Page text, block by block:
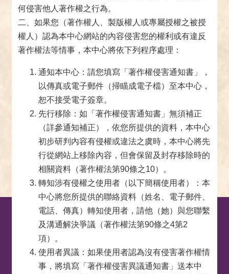
何侵害他人著作權之行為。
二、如果您（著作權人、製版權人或專屬授權之被授
權人）認為本中心網站的內容侵害您的權利或有違反
著作權法等情事，本中心將依下列程序處理：
通知本中心：請您填寫「著作權侵害通知書」，
以傳真或電子郵件（掃瞄成電子檔）至本中心，
恕不接受電子簽章。
先行移除：如「著作權侵害通知書」無須補正
（詳參通知補正），依您所提供的資料，本中心
初步研判內容有侵權或違法之虞時，本中心將先
行從網站上移除內容，但會保留及封存移除時的
相關資料（著作權法第90條之10）。
轉知涉有侵權之使用者（以下簡稱使用者）：本
中心將您所提供的聯絡資料（姓名、電子郵件、
電話、傳真）轉知使用者，請他（她）與您聯繫
及溝通解決爭議（著作權法第90條之4第2
項）。
使用者異議：如果使用者認為沒有侵害著作權情
事，將填寫「著作權侵害異議通知書」送本中